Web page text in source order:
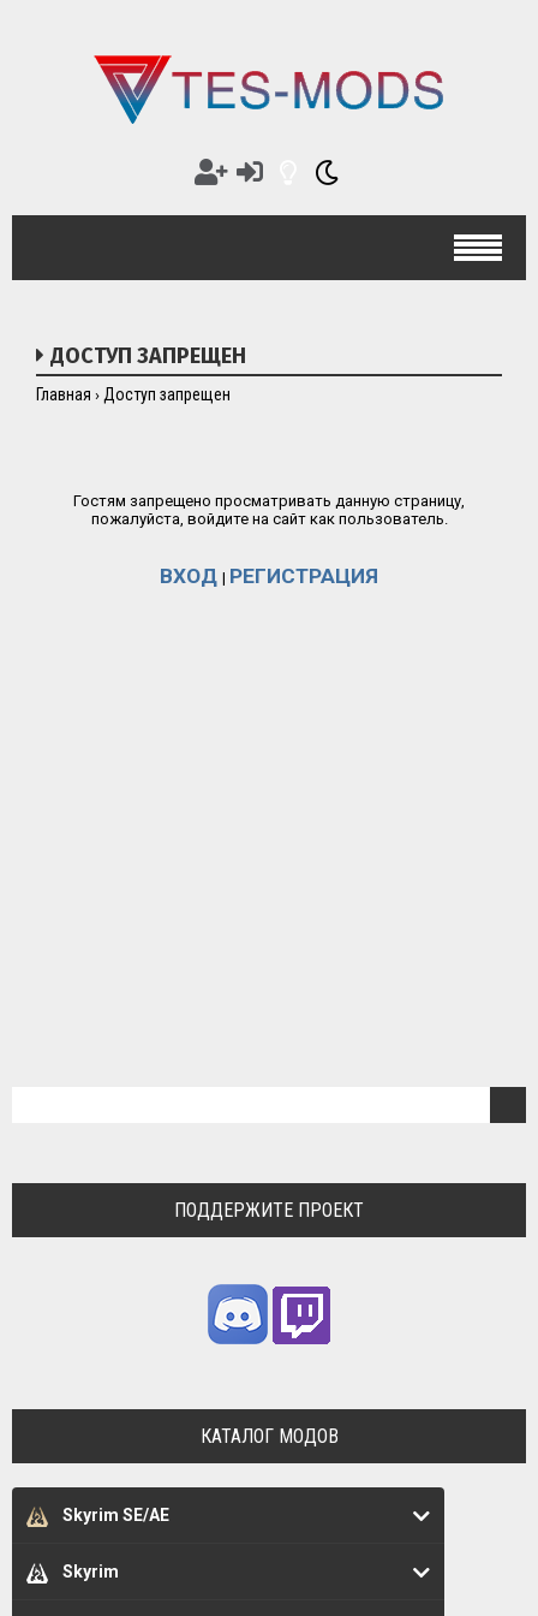
ДОСТУП ЗАПРЕЩЕН
Главная › Доступ запрещен
Гостям запрещено просматривать данную страницу,
пожалуйста, войдите на сайт как пользователь.
ВХОД | РЕГИСТРАЦИЯ
ПОДДЕРЖИТЕ ПРОЕКТ
КАТАЛОГ МОДОВ
Skyrim SE/AE
Skyrim